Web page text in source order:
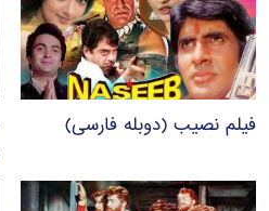
فیلم نصیب (دوبله فارسی)